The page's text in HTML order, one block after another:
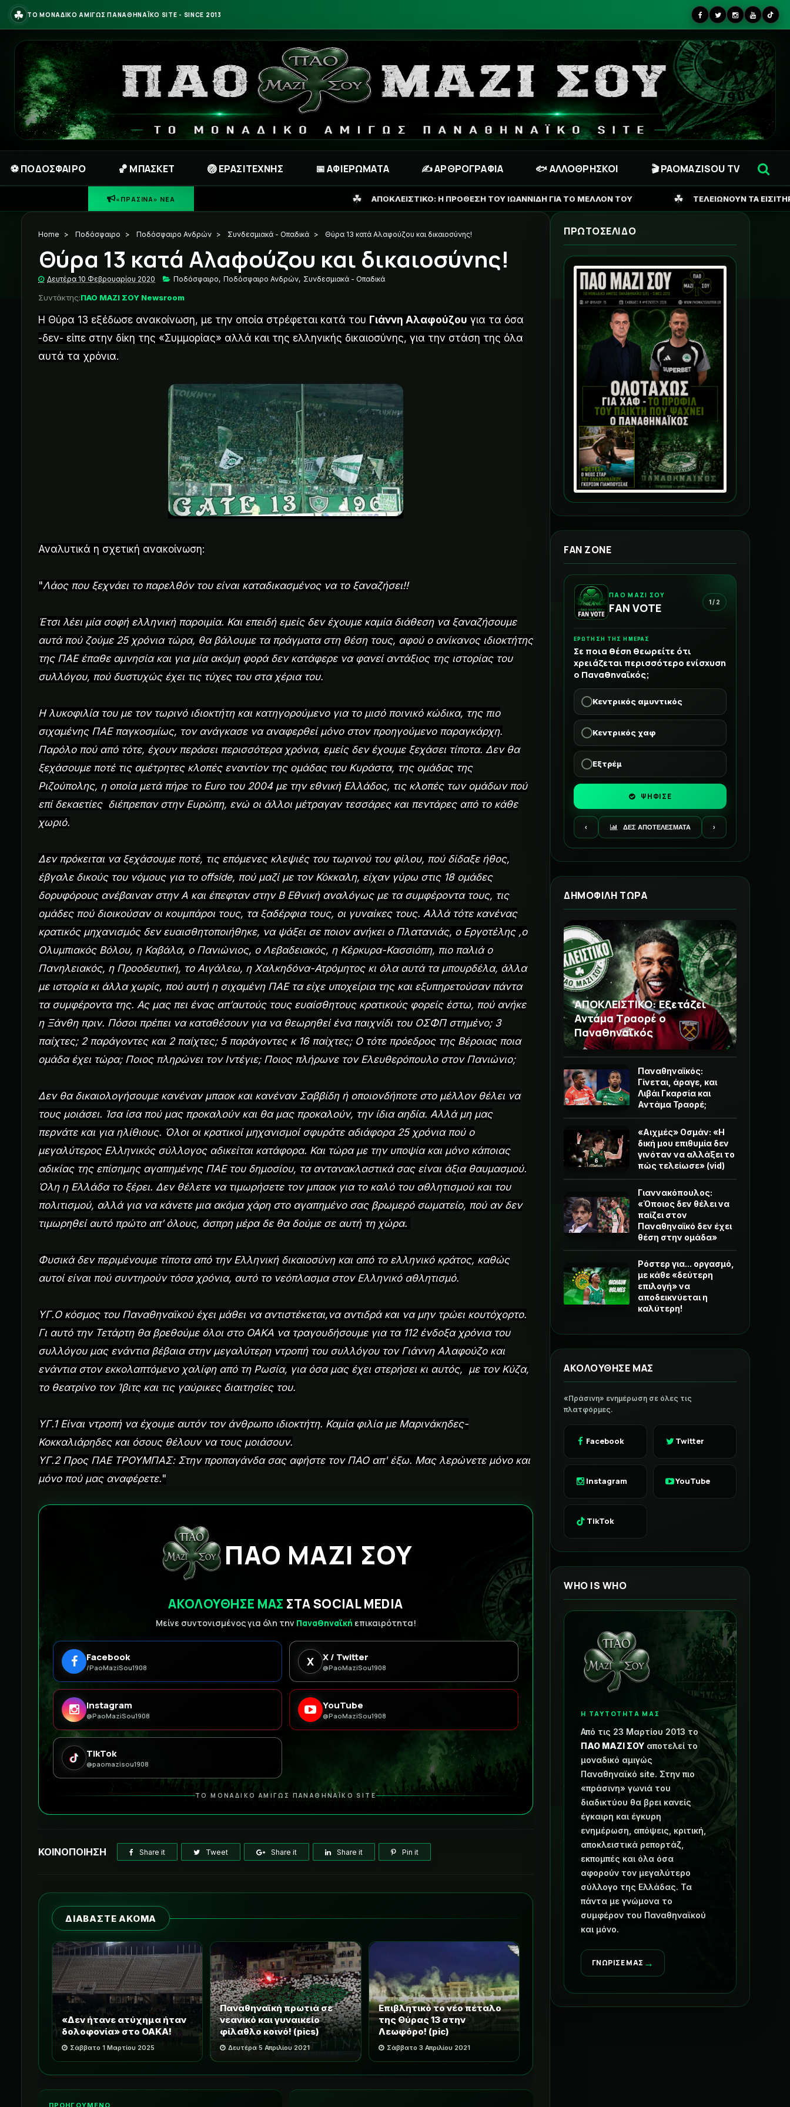
☘ ΤΟ ΜΟΝΑΔΙΚΟ ΑΜΙΓΩΣ ΠΑΝΑΘΗΝΑΪΚΟ SITE - SINCE 2013
⚽ ΠΟΔΟΣΦΑΙΡΟ 🏀 ΜΠΑΣΚΕΤ 🏐 ΕΡΑΣΙΤΕΧΝΗΣ 📅 ΑΦΙΕΡΩΜΑΤΑ ✍️ ΑΡΘΡΟΓΡΑΦΙΑ 🐟 ΑΛΛΟΘΡΗΣΚΟΙ 🎬 PAOMAZISOU TV
«ΠΡΑΣΙΝΑ» ΝΕΑ ΑΠΟΚΛΕΙΣΤΙΚΟ: Η ΠΡΟΘΕΣΗ ΤΟΥ ΙΩΑΝΝΙΔΗ ΓΙΑ ΤΟ ΜΕΛΛΟΝ ΤΟΥ ☘ ΤΕΛΕΙΩΝΟΥΝ ΤΑ ΕΙΣΙΤΗΡΙΑ ΓΙΑ ΣΟΦΙΑ, ΖΗΤΑΕΙ
Home > Ποδόσφαιρο > Ποδόσφαιρο Ανδρών > Συνδεσμιακά - Οπαδικά > Θύρα 13 κατά Αλαφούζου και δικαιοσύνης!
Θύρα 13 κατά Αλαφούζου και δικαιοσύνης!
Δευτέρα 10 Φεβρουαρίου 2020 Ποδόσφαιρο, Ποδόσφαιρο Ανδρών, Συνδεσμιακά - Οπαδικά
Συντάκτης:ΠΑΟ ΜΑΖΙ ΣΟΥ Newsroom
Η Θύρα 13 εξέδωσε ανακοίνωση, με την οποία στρέφεται κατά του Γιάννη Αλαφούζου για τα όσα
-δεν- είπε στην δίκη της «Συμμορίας» αλλά και της ελληνικής δικαιοσύνης, για την στάση της όλα
αυτά τα χρόνια.
Αναλυτικά η σχετική ανακοίνωση:
"Λάος που ξεχνάει το παρελθόν του είναι καταδικασμένος να το ξαναζήσει!!
Έτσι λέει μία σοφή ελληνική παροιμία. Και επειδή εμείς δεν έχουμε καμία διάθεση να ξαναζήσουμε
αυτά πού ζούμε 25 χρόνια τώρα, θα βάλουμε τα πράγματα στη θέση τους, αφού ο ανίκανος ιδιοκτήτης
της ΠΑΕ έπαθε αμνησία και για μία ακόμη φορά δεν κατάφερε να φανεί αντάξιος της ιστορίας του
συλλόγου, πού δυστυχώς έχει τις τύχες του στα χέρια του.
Η λυκοφιλία του με τον τωρινό ιδιοκτήτη και κατηγορούμενο για το μισό ποινικό κώδικα, της πιο
σιχαμένης ΠΑΕ παγκοσμίως, τον ανάγκασε να αναφερθεί μόνο στον προηγούμενο παραγκάρχη.
Παρόλο πού από τότε, έχουν περάσει περισσότερα χρόνια, εμείς δεν έχουμε ξεχάσει τίποτα. Δεν θα
ξεχάσουμε ποτέ τις αμέτρητες κλοπές εναντίον της ομάδας του Κυράστα, της ομάδας της
Ριζούπολης, η οποία μετά πήρε το Euro του 2004 με την εθνική Ελλάδος, τις κλοπές των ομάδων πού
επί δεκαετίες διέπρεπαν στην Ευρώπη, ενώ οι άλλοι μέτραγαν τεσσάρες και πεντάρες από το κάθε
χωριό.
Δεν πρόκειται να ξεχάσουμε ποτέ, τις επόμενες κλεψιές του τωρινού του φίλου, πού δίδαξε ήθος,
έβγαλε δικούς του νόμους για το offside, πού μαζί με τον Κόκκαλη, είχαν γύρω στις 18 ομάδες
δορυφόρους ανέβαιναν στην Α και έπεφταν στην Β Εθνική αναλόγως με τα συμφέροντα τους, τις
ομάδες πού διοικούσαν οι κουμπάροι τους, τα ξαδέρφια τους, οι γυναίκες τους. Αλλά τότε κανένας
κρατικός μηχανισμός δεν ευαισθητοποιήθηκε, να ψάξει σε ποιον ανήκει ο Πλατανιάς, ο Εργοτέλης ,ο
Ολυμπιακός Βόλου, η Καβάλα, ο Πανιώνιος, ο Λεβαδειακός, η Κέρκυρα-Κασσιόπη, πιο παλιά ο
Πανηλειακός, η Προοδευτική, το Αιγάλεω, η Χαλκηδόνα-Ατρόμητος κι όλα αυτά τα μπουρδέλα, άλλα
με ιστορία κι άλλα χωρίς, πού αυτή η σιχαμένη ΠΑΕ τα είχε υποχείρια της και εξυπηρετούσαν πάντα
τα συμφέροντα της. Ας μας πει ένας απ’αυτούς τους ευαίσθητους κρατικούς φορείς έστω, πού ανήκε
η Ξάνθη πριν. Πόσοι πρέπει να καταθέσουν για να θεωρηθεί ένα παιχνίδι του ΟΣΦΠ στημένο; 3
παίχτες; 2 παράγοντες και 2 παίχτες; 5 παράγοντες κ 16 παίχτες; Ο τότε πρόεδρος της Βέροιας ποια
ομάδα έχει τώρα; Ποιος πληρώνει τον Ιντέγιε; Ποιος πλήρωνε τον Ελευθερόπουλο στον Πανιώνιο;
Δεν θα δικαιολογήσουμε κανέναν μπαοκ και κανέναν Σαββίδη ή οποιονδήποτε στο μέλλον θέλει να
τους μοιάσει. Ίσα ίσα πού μας προκαλούν και θα μας προκαλούν, την ίδια αηδία. Αλλά μη μας
περνάτε και για ηλίθιους. Όλοι οι κρατικοί μηχανισμοί σφυράτε αδιάφορα 25 χρόνια πού ο
μεγαλύτερος Ελληνικός σύλλογος αδικείται κατάφορα. Και τώρα με την υποψία και μόνο κάποιας
αδικίας της επίσημης αγαπημένης ΠΑΕ του δημοσίου, τα αντανακλαστικά σας είναι άξια θαυμασμού.
Όλη η Ελλάδα το ξέρει. Δεν θέλετε να τιμωρήσετε τον μπαοκ για το καλό του αθλητισμού και του
πολιτισμού, αλλά για να κάνετε μια ακόμα χάρη στο αγαπημένο σας βρωμερό σωματείο, πού αν δεν
τιμωρηθεί αυτό πρώτο απ’ όλους, άσπρη μέρα δε θα δούμε σε αυτή τη χώρα.
Φυσικά δεν περιμένουμε τίποτα από την Ελληνική δικαιοσύνη και από το ελληνικό κράτος, καθώς
αυτοί είναι πού συντηρούν τόσα χρόνια, αυτό το νεόπλασμα στον Ελληνικό αθλητισμό.
ΥΓ.Ο κόσμος του Παναθηναϊκού έχει μάθει να αντιστέκεται,να αντιδρά και να μην τρώει κουτόχορτο.
Γι αυτό την Τετάρτη θα βρεθούμε όλοι στο ΟΑΚΑ να τραγουδήσουμε για τα 112 ένδοξα χρόνια του
συλλόγου μας ενάντια βέβαια στην μεγαλύτερη ντροπή του συλλόγου τον Γιάννη Αλαφούζο και
ενάντια στον εκκολαπτόμενο χαλίφη από τη Ρωσία, για όσα μας έχει στερήσει κι αυτός, με τον Κύζα,
το θεατρίνο τον Ίβιτς και τις γαύρικες διαιτησίες του.
ΥΓ.1 Είναι ντροπή να έχουμε αυτόν τον άνθρωπο ιδιοκτήτη. Καμία φιλία με Μαρινάκηδες-
Κοκκαλιάρηδες και όσους θέλουν να τους μοιάσουν.
ΥΓ.2 Προς ΠΑΕ ΤΡΟΥΜΠΑΣ: Στην προπαγάνδα σας αφήστε τον ΠΑΟ απ' έξω. Μας λερώνετε μόνο και
μόνο πού μας αναφέρετε."
ΠΑΟ ΜΑΖΙ ΣΟΥ
ΑΚΟΛΟΥΘΗΣΕ ΜΑΣ ΣΤΑ SOCIAL MEDIA
Μείνε συντονισμένος για όλη την Παναθηναϊκή επικαιρότητα!
Facebook
/PaoMaziSou1908 X X / Twitter
@PaoMaziSou1908
Instagram
@PaoMaziSou1908
YouTube
@PaoMaziSou1908
TikTok
@paomazisou1908
ΤΟ ΜΟΝΑΔΙΚΟ ΑΜΙΓΩΣ ΠΑΝΑΘΗΝΑΪΚΟ SITE
ΚΟΙΝΟΠΟΙΗΣΗ Share it Tweet Share it Share it Pin it
ΔΙΑΒΑΣΤΕ ΑΚΟΜΑ
«Δεν ήτανε ατύχημα ήταν
δολοφονία» στο ΟΑΚΑ!
Σάββατο 1 Μαρτίου 2025
Παναθηναϊκή πρωτιά σε
νεανικό και γυναικείο
φίλαθλο κοινό! (pics)
Δευτέρα 5 Απριλίου 2021
Επιβλητικό το νέο πέταλο
της Θύρας 13 στην
Λεωφόρο! (pic)
Σάββατο 3 Απριλίου 2021
ΠΡΟΗΓΟΥΜΕΝΟ
ΠΡΩΤΟΣΕΛΙΔΟ
FAN ZONE
ΠΑΟ ΜΑΖΙ ΣΟΥ
FAN VOTE 1 / 2
ΕΡΩΤΗΣΗ ΤΗΣ ΗΜΕΡΑΣ
Σε ποια θέση θεωρείτε ότι
χρειάζεται περισσότερο ενίσχυση
ο Παναθηναϊκός;
Κεντρικός αμυντικός
Κεντρικός χαφ
Εξτρέμ
ΨΗΦΙΣΕ
‹ ΔΕΣ ΑΠΟΤΕΛΕΣΜΑΤΑ ›
ΔΗΜΟΦΙΛΗ ΤΩΡΑ
ΑΠΟΚΛΕΙΣΤΙΚΟ: Εξετάζει
Αντάμα Τραορέ ο
Παναθηναϊκός
Παναθηναϊκός:
Γίνεται, άραγε, και
Λιβάι Γκαρσία και
Αντάμα Τραορέ;
«Αιχμές» Οσμάν: «Η
δική μου επιθυμία δεν
γινόταν να αλλάξει το
πώς τελείωσε» (vid)
Γιαννακόπουλος:
«Όποιος δεν θέλει να
παίζει στον
Παναθηναϊκό δεν έχει
θέση στην ομάδα»
Ρόστερ για... οργασμό,
με κάθε «δεύτερη
επιλογή» να
αποδεικνύεται η
καλύτερη!
ΑΚΟΛΟΥΘΗΣΕ ΜΑΣ
«Πράσινη» ενημέρωση σε όλες τις
πλατφόρμες.
Facebook Twitter
Instagram YouTube
TikTok
WHO IS WHO
Η ΤΑΥΤΟΤΗΤΑ ΜΑΣ
Από τις 23 Μαρτίου 2013 το
ΠΑΟ ΜΑΖΙ ΣΟΥ αποτελεί το
μοναδικό αμιγώς
Παναθηναϊκό site. Στην πιο
«πράσινη» γωνιά του
διαδικτύου θα βρει κανείς
έγκαιρη και έγκυρη
ενημέρωση, απόψεις, κριτική,
αποκλειστικά ρεπορτάζ,
εκπομπές και όλα όσα
αφορούν τον μεγαλύτερο
σύλλογο της Ελλάδας. Τα
πάντα με γνώμονα το
συμφέρον του Παναθηναϊκού
και μόνο.
ΓΝΩΡΙΣΕ ΜΑΣ →